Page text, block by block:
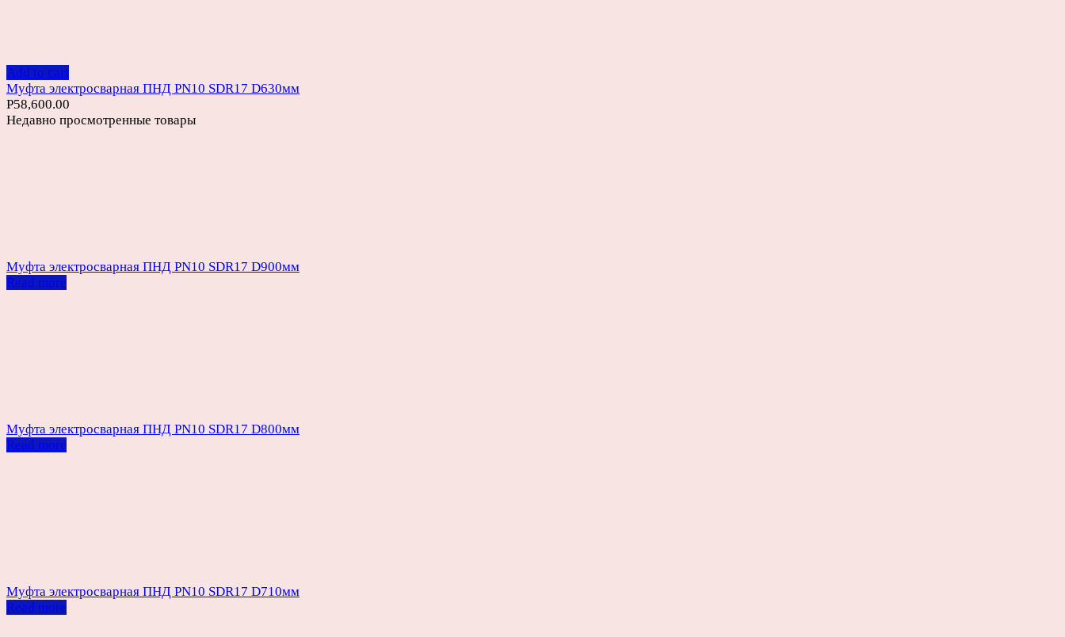
Add to cart
Муфта электросварная ПНД PN10 SDR17 D630мм
Р58,600.00
Недавно просмотренные товары
Муфта электросварная ПНД PN10 SDR17 D900мм
Read more
Муфта электросварная ПНД PN10 SDR17 D800мм
Read more
Муфта электросварная ПНД PN10 SDR17 D710мм
Read more